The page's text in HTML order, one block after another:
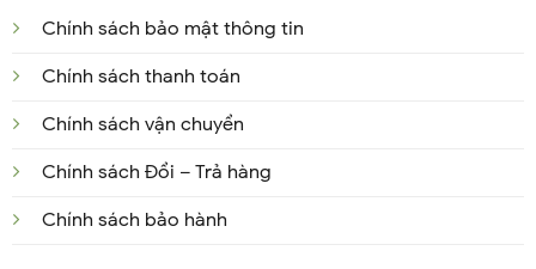
Chính sách bảo mật thông tin
Chính sách thanh toán
Chính sách vận chuyển
Chính sách Đổi – Trả hàng
Chính sách bảo hành